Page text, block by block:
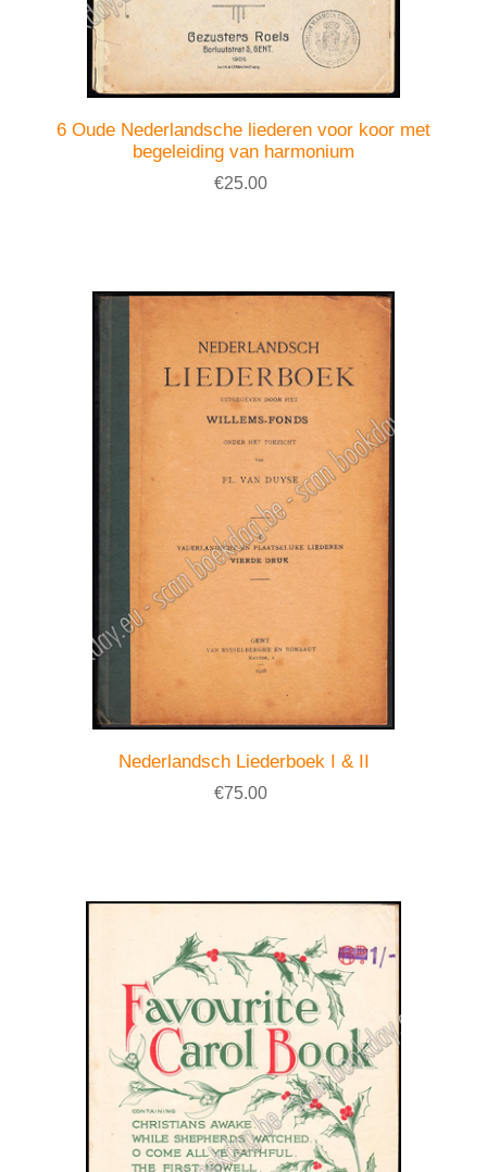
6 Oude Nederlandsche liederen voor koor met
begeleiding van harmonium
€25.00
Nederlandsch Liederboek I & II
€75.00